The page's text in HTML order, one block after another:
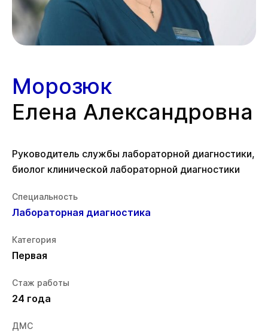
Морозюк
Елена Александровна
Руководитель службы лабораторной диагностики,
биолог клинической лабораторной диагностики
Специальность
Лабораторная диагностика
Категория
Первая
Стаж работы
24 года
ДМС